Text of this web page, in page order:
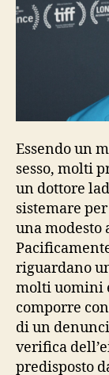
Essendo un
sesso, molti
un dottore
sistemare
una modesto
riguardano
molti uomini
comporre
di un
verifica
predisposto